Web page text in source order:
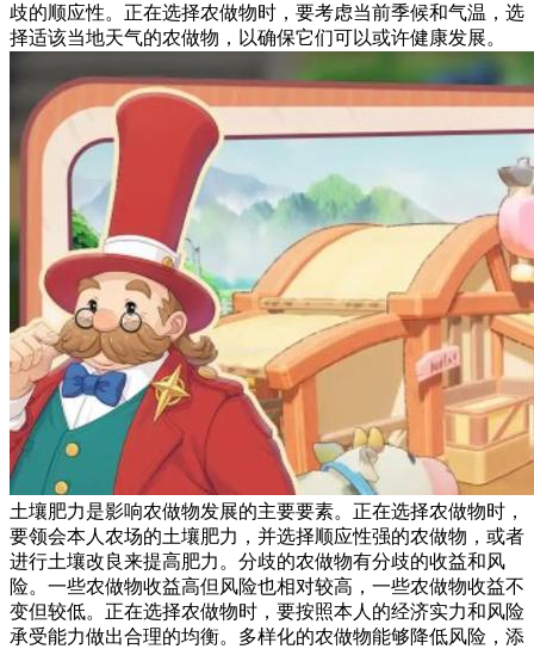
歧的顺应性。正在选择农做物时，要考虑当前季候和气温，选
择适该当地天气的农做物，以确保它们可以或许健康发展。
土壤肥力是影响农做物发展的主要要素。正在选择农做物时，
要领会本人农场的土壤肥力，并选择顺应性强的农做物，或者
进行土壤改良来提高肥力。分歧的农做物有分歧的收益和风
险。一些农做物收益高但风险也相对较高，一些农做物收益不
变但较低。正在选择农做物时，要按照本人的经济实力和风险
承受能力做出合理的均衡。多样化的农做物能够降低风险，添